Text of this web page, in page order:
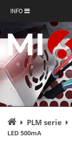
INFO
Úvodní
stránka
PLM serie
LED 500mA